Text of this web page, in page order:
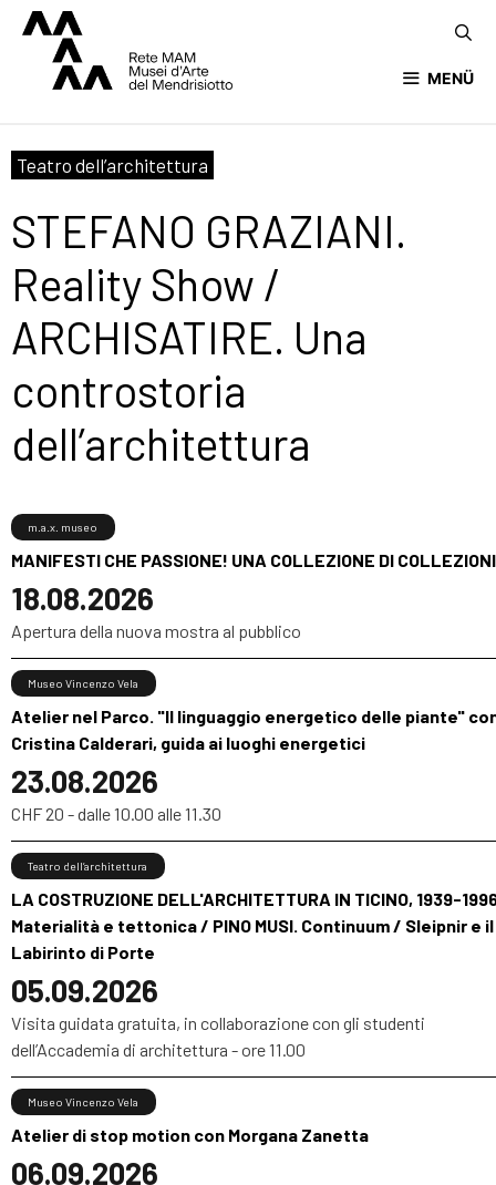
MENÜ
Teatro dell’architettura
STEFANO GRAZIANI.
Reality Show /
ARCHISATIRE. Una
controstoria
dell’architettura
MANIFESTI CHE PASSIONE! UNA COLLEZIONE DI COLLEZIONI
18.08.2026
m.a.x. museo
Apertura della nuova mostra al pubblico
Atelier nel Parco. "Il linguaggio energetico delle piante"
Cristina Calderari, guida ai luoghi energetici
23.08.2026
Museo Vincenzo Vela
CHF 20 - dalle 10.00 alle 11.30
LA COSTRUZIONE DELL'ARCHITETTURA IN TICINO, 1939-
Materialità e tettonica / PINO MUSI. Continuum / Sleipnir e il
Labirinto di Porte
05.09.2026
Teatro dell’architettura
Visita guidata gratuita, in collaborazione con gli studenti
dell’Accademia di architettura - ore 11.00
Atelier di stop motion con Morgana Zanetta
06.09.2026
Museo Vincenzo Vela